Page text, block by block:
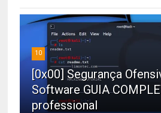
10
[0x00] Segurança
Software GUIA
professional